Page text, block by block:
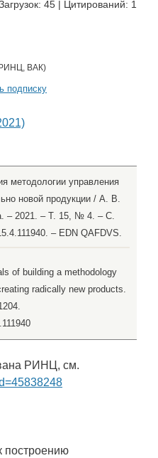
45 | Цитирований: 1
РИНЦ, ВАК)
подписку
методологии управления
новой продукции / А. В.
– 2021. – Т. 15, № 4. – С.
– EDN QAFDVS.
of building a methodology
radically new products.
РИНЦ, см.
построению